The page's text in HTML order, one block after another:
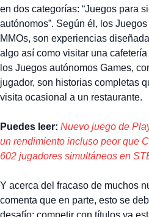
en dos categorías: “Juegos para
autónomos”. Según él, los
MMOs, son experiencias
algo así como visitar una
los Juegos autónomos Games,
jugador, son historias completas
visita ocasional a un restaurante.
Puedes leer: Nuevo juego de
un rendimiento incluso peor que
602 jugadores simultáneos en
Y acerca del fracaso de muchos
comenta que en parte, esto se
desafío: competir con títulos ya